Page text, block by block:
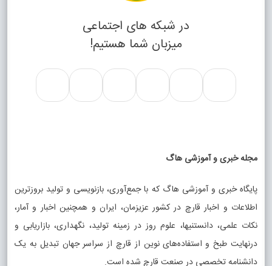
در شبکه های اجتماعی
میزبان شما هستیم!
مجله خبری و آموزشی هاگ
پایگاه خبری و آموزشی هاگ که با جمع‌آوری، بازنویسی و تولید بروزترین
اطلاعات و اخبار قارچ در کشور عزیزمان، ایران و همچنین اخبار و آمار،
نکات علمی، دانستنیها، علوم روز در زمینه تولید، نگهداری، بازاریابی و
درنهایت طبخ و استفاده‌های نوین از قارچ از سراسر جهان تبدیل به یک
دانشنامه تخصصی در صنعت قارچ شده است.